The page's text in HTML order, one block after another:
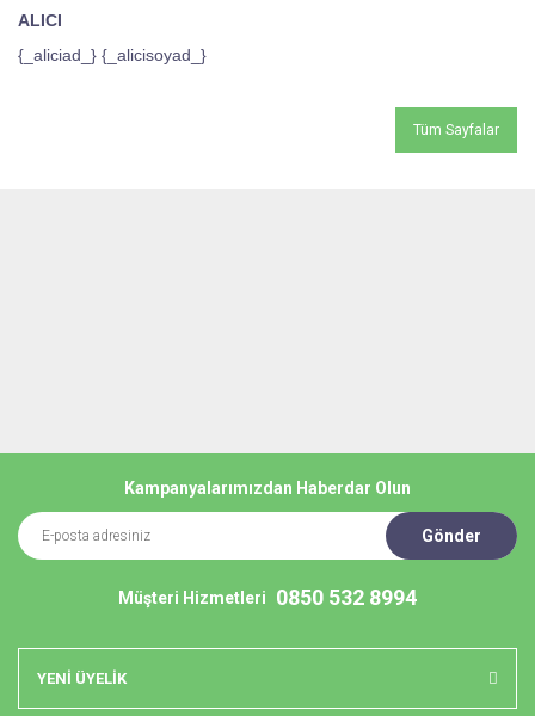
ALICI
{_aliciad_} {_alicisoyad_}
Tüm Sayfalar
Kampanyalarımızdan Haberdar Olun
Gönder
Müşteri Hizmetleri 0850 532 8994
YENİ ÜYELİK